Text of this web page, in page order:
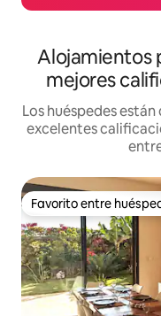
Alojamientos
mejores
Los huéspedes
excelentes
Favorito entre
Favorito entre